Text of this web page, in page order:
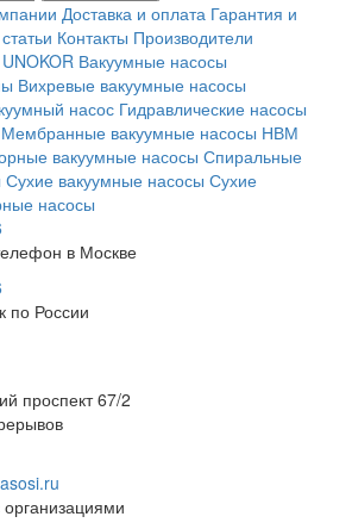
Доставка и оплата Гарантия и
Контакты Производители
Вакуумные насосы
Вихревые вакуумные насосы
насос Гидравлические насосы
Мембранные вакуумные насосы НВМ
вакуумные насосы Спиральные
Сухие вакуумные насосы Сухие
насосы
в Москве
по России
проспект 67/2